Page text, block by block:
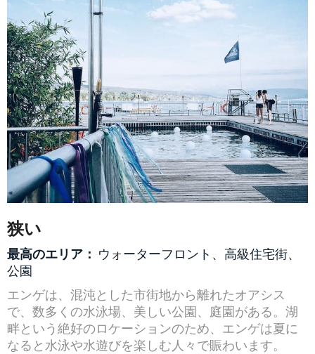
狭い
最高のエリア： ウォーターフロント、高級住宅街、
公園
エンゲは、混沌とした市街地から離れたオアシス
で、数多くの水泳場、美しい公園、庭園がある。湖
畔という絶好のロケーションのため、エンゲは夏に
なると水泳や水遊びを楽しむ人々で賑わいます。